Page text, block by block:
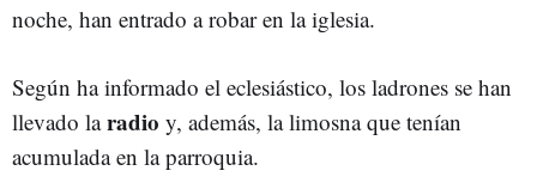
noche, han entrado a robar en la iglesia.
Según ha informado el eclesiástico, los ladrones se han
llevado laradio y, además, la limosna que tenían
acumulada en la parroquia.